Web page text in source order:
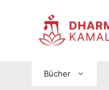
Bücher